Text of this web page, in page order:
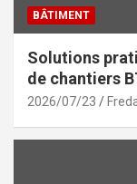
BÂTIMENT
Solutions
de chantiers
2026/07/23